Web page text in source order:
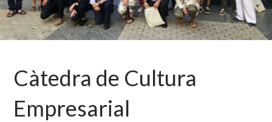
Càtedra de Cultura
Empresarial